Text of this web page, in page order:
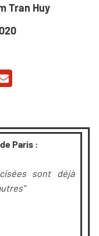
Tran Huy
Paris :
sont déjà